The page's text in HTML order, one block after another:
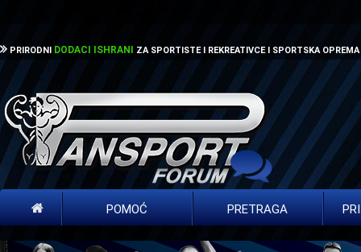
PRIRODNI DODACI ISHRANI ZA SPORTISTE I REKREATIVCE I SPORTSKA OPREMA
POMOĆ PRETRAGA